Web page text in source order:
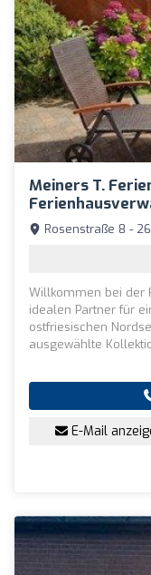
Meiners T.
Rosenstraße 8 -
Willkommen bei der
idealen Partner für
ostfriesischen
ausgewählte
E-Mail